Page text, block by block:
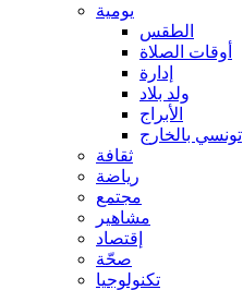
يومية
الطقس
أوقات الصلاة
إدارة
ولد بلاد
الأبراج
تونسي بالخارج
ثقافة
رياضة
مجتمع
مشاهير
إقتصاد
صحّة
تكنولوجيا